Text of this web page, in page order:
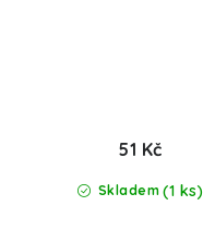
Skladem (1 ks)
51 Kč